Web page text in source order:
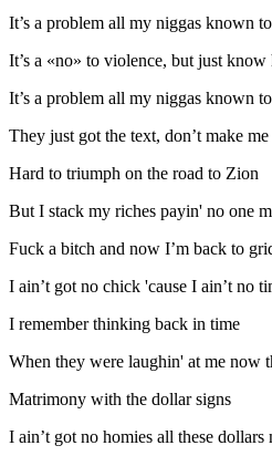
It’s a problem all my niggas known
It’s a «no» to violence, but just know
It’s a problem all my niggas known
They just got the text, don’t make
Hard to triumph on the road to Zion
But I stack my riches payin' no one
Fuck a bitch and now I’m back to
I ain’t got no chick 'cause I ain’t no
I remember thinking back in time
When they were laughin' at me now
Matrimony with the dollar signs
I ain’t got no homies all these dollars